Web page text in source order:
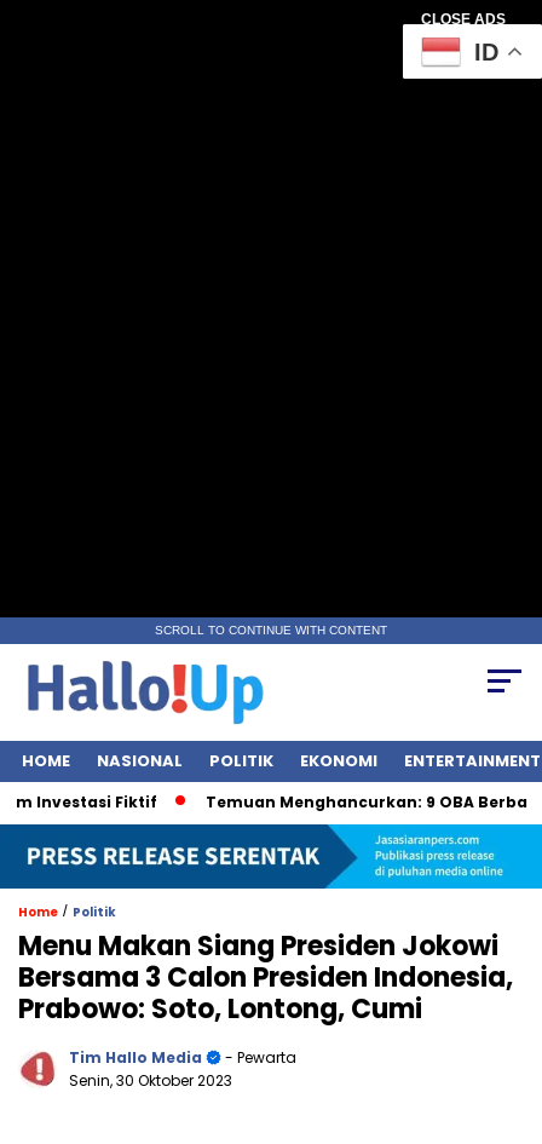
CLOSE ADS
SCROLL TO CONTINUE WITH CONTENT
HOME NASIONAL POLITIK EKONOMI ENTERTAINMENT
Fiktif Temuan Menghancurkan: 9 OBA Berbahaya
Home / Politik
Menu Makan Siang Presiden Jokowi
Bersama 3 Calon Presiden Indonesia,
Prabowo: Soto, Lontong, Cumi
Tim Hallo Media
- Pewarta
Senin, 30 Oktober 2023
ID